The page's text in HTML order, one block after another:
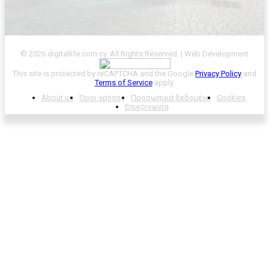
© 2026 digitallife.com.cy. All Rights Reserved. | Web Development
This site is protected by reCAPTCHA and the Google Privacy Policy and
Terms of Serviceapply.
About us
Όροι χρήσης Προσωπικά δεδομένα
Cookies
Επικοινωνία